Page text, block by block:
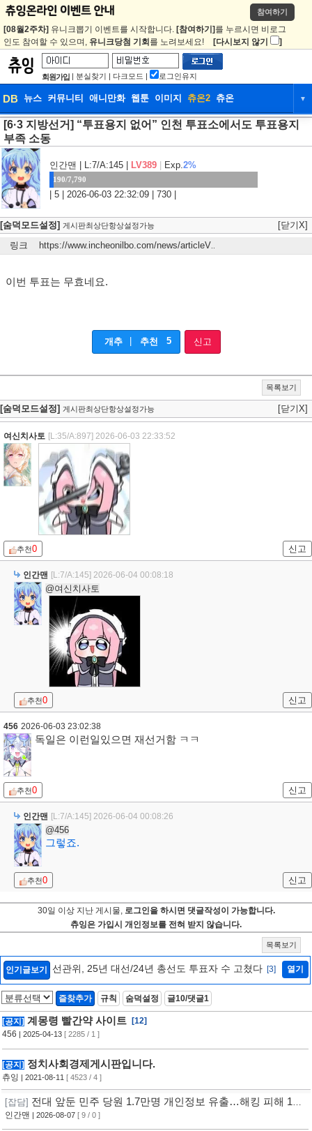
참여하기
[08월2주차] 유니크뽑기 이벤트를 시작합니다. [참여하기] 를 누르시면 비로그
인도 참여할 수 있으며, 유니크당첨 기회 를 노려보세요! [다시보지 않기 ]
회원가입 | 분실찾기 | 다크모드 | 로그인유지
DB 뉴스 커뮤니티 애니만화 웹툰 이미지 츄온2 츄온 ▼
DB 뉴스 커뮤니티 애니만화
웹툰
[6·3 지방선거] “투표용지 없어” 인천 투표소에서도 투표용지
부족 소동
인간맨 | L:7/A:145 | LV389 Exp.2%
190/7,790
| 5 | 2026-06-03 22:32:09 | 730 |
[숨덕모드설정] 게시판최상단항상설정가능
[닫기X]
링크
https://www.incheonilbo.com/news/articleV
이번 투표는 무효네요.
개추 추천 5 신고
목록보기
[숨덕모드설정] 게시판최상단항상설정가능 [닫기X]
여신치사토 [L:35/A:897] 2026-06-03 22:33:52
추천0 신고
인간맨 [L:7/A:145] 2026-06-04 00:08:18
@여신치사토
추천0 신고
456 2026-06-03 23:02:38
독일은 이런일있으면 재선거함 ㅋㅋ
추천0 신고
인간맨 [L:7/A:145] 2026-06-04 00:08:26
@456
그렇죠.
추천0 신고
30일 이상 지난 게시물, 로그인을 하시면 댓글작성이 가능합니다.
츄잉은 가입시 개인정보를 전혀 받지 않습니다.
목록보기
인기글보기 선관위, 25년 대선/24년 총선도 투표자 수 고쳤다 [3] 열기
즐찾추가 규칙 숨덕설정 글10/댓글1
[공지] 계몽령 빨간약 사이트
[12]
456 | 2025-04-13 [ 2285 / 1 ]
[공지] 정치사회경제게시판입니다.
츄잉 | 2021-08-11 [ 4523 / 4 ]
[잡담] 전대 앞둔 민주 당원 1.7만명 개인정보 유출…해킹 피해 11
개월 동안 몰랐다
인간맨 | 2026-08-07 [ 9 / 0 ]